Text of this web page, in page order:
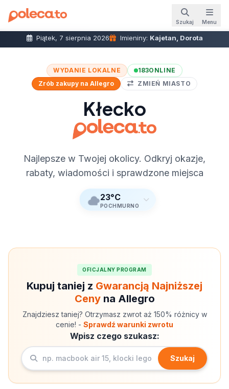
Szukaj Menu
Piątek, 7 sierpnia 2026 Imieniny: Kajetan, Dorota
WYDANIE LOKALNE 183ONLINE
Zrób zakupy na Allegro
ZMIEŃ MIASTO
Kłecko
Najlepsze w Twojej okolicy. Odkryj okazje,
rabaty, wiadomości i sprawdzone miejsca
23°C
POCHMURNO
OFICJALNY PROGRAM
Kupuj taniej z Gwarancją Najniższej
Cenyna Allegro
Znajdziesz taniej? Otrzymasz zwrot aż 150% różnicy w
cenie! - Sprawdź warunki zwrotu
Wpisz czego szukasz:
Szukaj